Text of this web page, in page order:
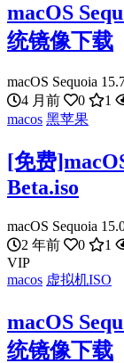
macOS
统镜像下载
macOS Sequoia
4 月前
0 1
macos 黑苹果
[免费
Beta.iso
macOS Sequoia
2 年前
0 1
VIP
macos 虚拟机ISO
macOS
统镜像下载